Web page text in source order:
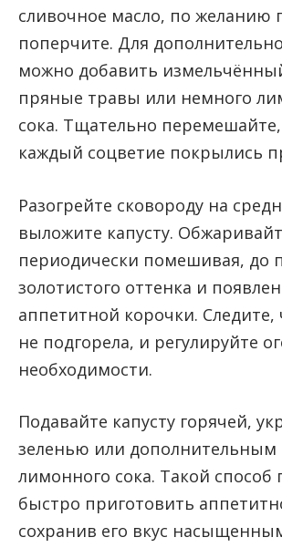
сливочное масло, по желанию
поперчите. Для
можно добавить
пряные травы или немного
сока. Тщательно
каждый соцветие покрылись
Разогрейте сковороду на
выложите капусту.
периодически помешивая, до
золотистого оттенка и
аппетитной корочки.
не подгорела, и регулируйте
необходимости.
Подавайте капусту горячей,
зеленью или дополнительным
лимонного сока. Такой способ
быстро приготовить
сохранив его вкус